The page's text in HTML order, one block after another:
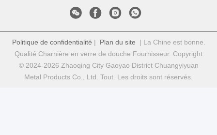
Politique de confidentialité | Plan du site | La Chine est bonne.
Qualité Charnière en verre de douche Fournisseur. Copyright
© 2024-2026 Zhaoqing City Gaoyao District Chuangyiyuan
Metal Products Co., Ltd. Tout. Les droits sont réservés.